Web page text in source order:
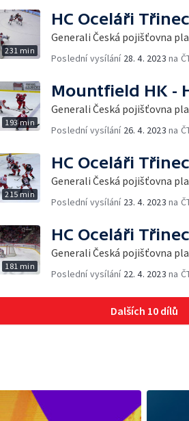
231 min
HC Oceláři
Generali Česká pojišťovna
Poslední vysílání 28. 4. 2023 na
193 min
Mountfield HK -
Generali Česká pojišťovna
Poslední vysílání 26. 4. 2023 na
215 min
HC Oceláři
Generali Česká pojišťovna
Poslední vysílání 23. 4. 2023 na
181 min
HC Oceláři
Generali Česká pojišťovna
Poslední vysílání 22. 4. 2023 na
Dalších 10 dílů